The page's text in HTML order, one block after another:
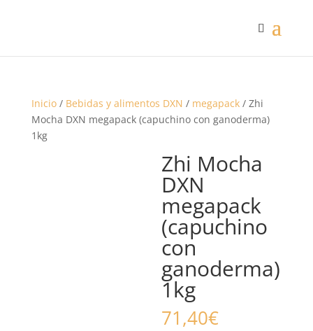
Inicio/ Bebidas y alimentos DXN / megapack/ Zhi
Mocha DXN megapack (capuchino con ganoderma)
1kg
Zhi Mocha
DXN
megapack
(capuchino
con
ganoderma)
1kg
71,40€